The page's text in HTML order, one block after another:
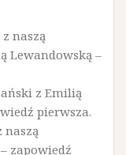
naszą
Lewandowską –
z Emilią
pierwsza.
naszą
zapowiedź